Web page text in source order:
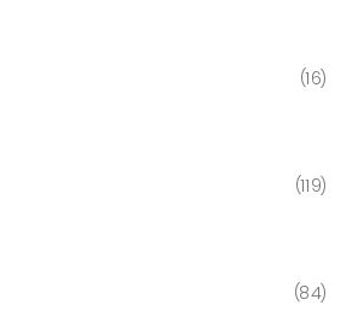
16
119
84